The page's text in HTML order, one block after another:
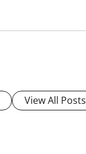
View All Posts